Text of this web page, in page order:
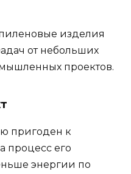
изделия
от небольших
проектов.
пригоден к
процесс его
энергии по